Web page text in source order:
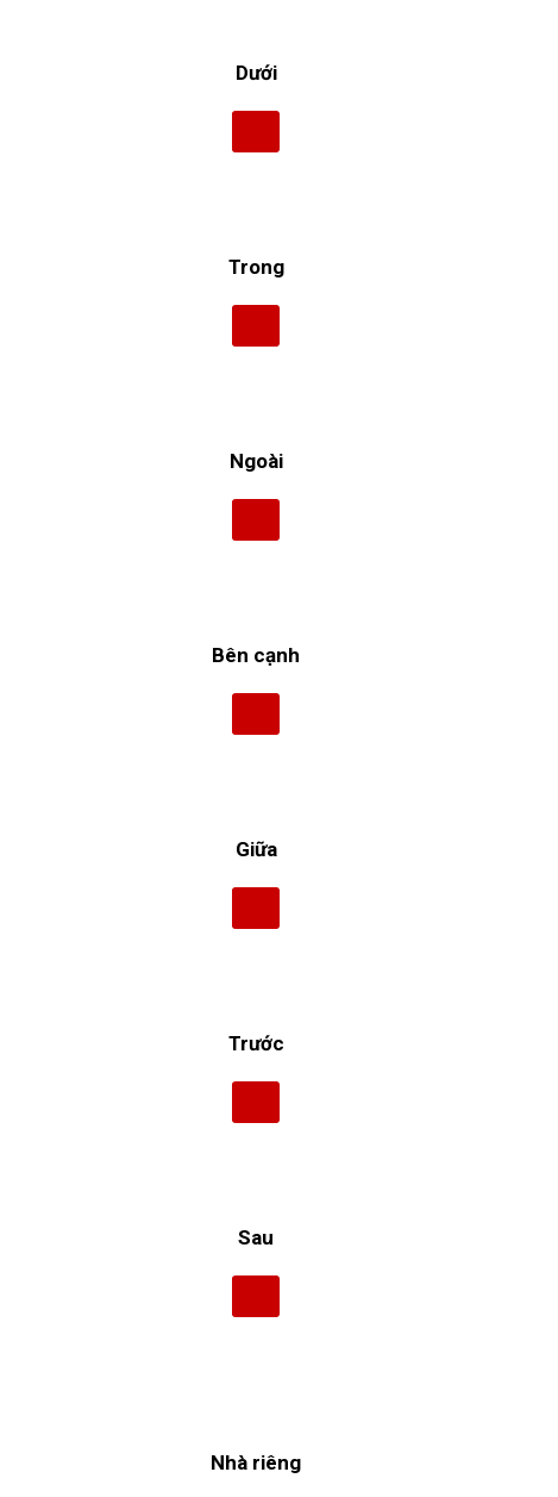
Dưới
Trong
Ngoài
Bên cạnh
Giữa
Trước
Sau
Nhà riêng